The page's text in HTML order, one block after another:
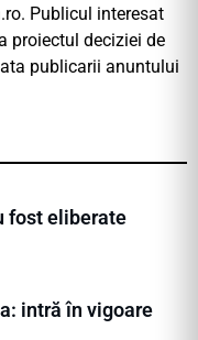
Publicul interesat
proiectul deciziei de
publicarii anuntului
fost eliberate
intră în vigoare